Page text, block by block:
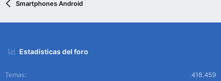
Smartphones Android
Estadísticas del foro
Temas
418.459